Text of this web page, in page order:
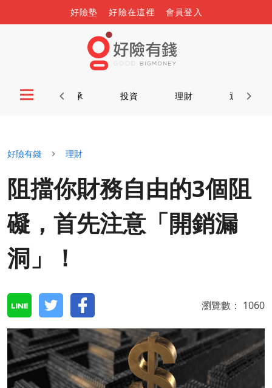
好險塾 好險在這裡 會員登入
首頁 傳承 投資 理財 退休
好險有錢 理財
阻擋你財務自由的3個阻
礙，首先注意「開銷漏
洞」！
瀏覽數： 1060